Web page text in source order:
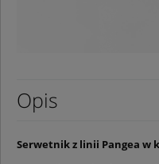
Opis
Serwetnik z linii Pangea w